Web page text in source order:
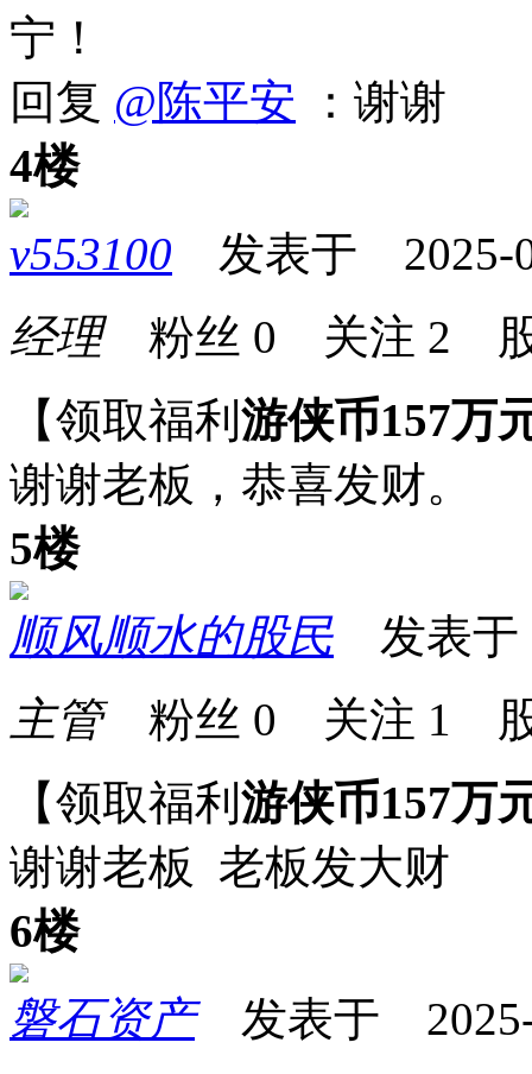
宁！
回复 @陈平安 ：谢谢
4楼
v553100 发表于 2025-
经理粉丝 0 关注 2
【领取福利 游侠币157万
谢谢老板，恭喜发财。
5楼
顺风顺水的股民 发表于
主管粉丝 0 关注 1
【领取福利 游侠币157万
谢谢老板 老板发大财
6楼
磐石资产发表于 2025-